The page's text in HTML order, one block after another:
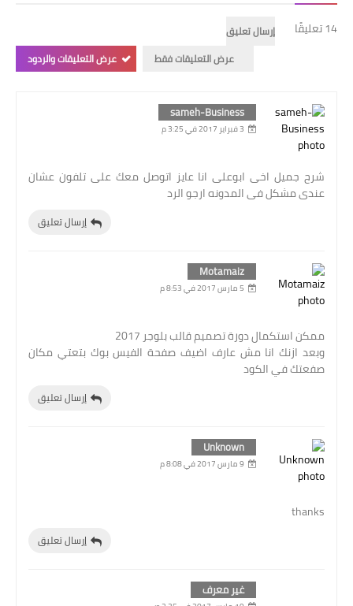
14 تعليقًا
إرسال تعليق
عرض التعليقات فقط
عرض التعليقات والردود
sameh-Business
3 فبراير 2017 في 3:25 م
شرح جميل اخى ابوعلى انا عايز اتوصل معك على تلفون عشان
عندى مشكل فى المدونه ارجو الرد
إرسال تعليق
Motamaiz
5 مارس 2017 في 8:53 م
ممكن استكمال دورة تصميم قالب بلوجر 2017
وبعد ازنك انا مش عارف اضيف صفحة الفيس بوك بتعتي مكان
صفعتك في الكود
إرسال تعليق
Unknown
9 مارس 2017 في 8:08 م
thanks
إرسال تعليق
غير معرف